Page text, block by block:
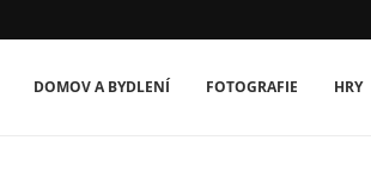
DOMOV A BYDLENÍ FOTOGRAFIE HRY